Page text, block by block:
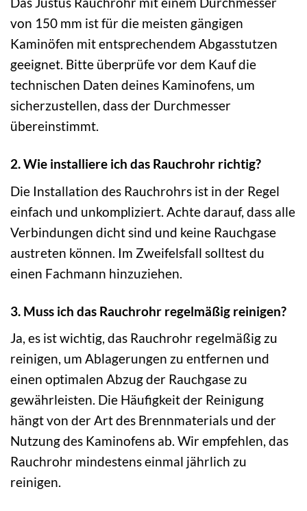
von 150 mm ist für die meisten gängigen
Kaminöfen mit entsprechendem Abgasstutzen
geeignet. Bitte überprüfe vor dem Kauf die
technischen Daten deines Kaminofens, um
sicherzustellen, dass der Durchmesser
übereinstimmt.
2. Wie installiere ich das Rauchrohr richtig?
Die Installation des Rauchrohrs ist in der Regel
einfach und unkompliziert. Achte darauf, dass alle
Verbindungen dicht sind und keine Rauchgase
austreten können. Im Zweifelsfall solltest du
einen Fachmann hinzuziehen.
3. Muss ich das Rauchrohr regelmäßig reinigen?
Ja, es ist wichtig, das Rauchrohr regelmäßig zu
reinigen, um Ablagerungen zu entfernen und
einen optimalen Abzug der Rauchgase zu
gewährleisten. Die Häufigkeit der Reinigung
hängt von der Art des Brennmaterials und der
Nutzung des Kaminofens ab. Wir empfehlen, das
Rauchrohr mindestens einmal jährlich zu
reinigen.